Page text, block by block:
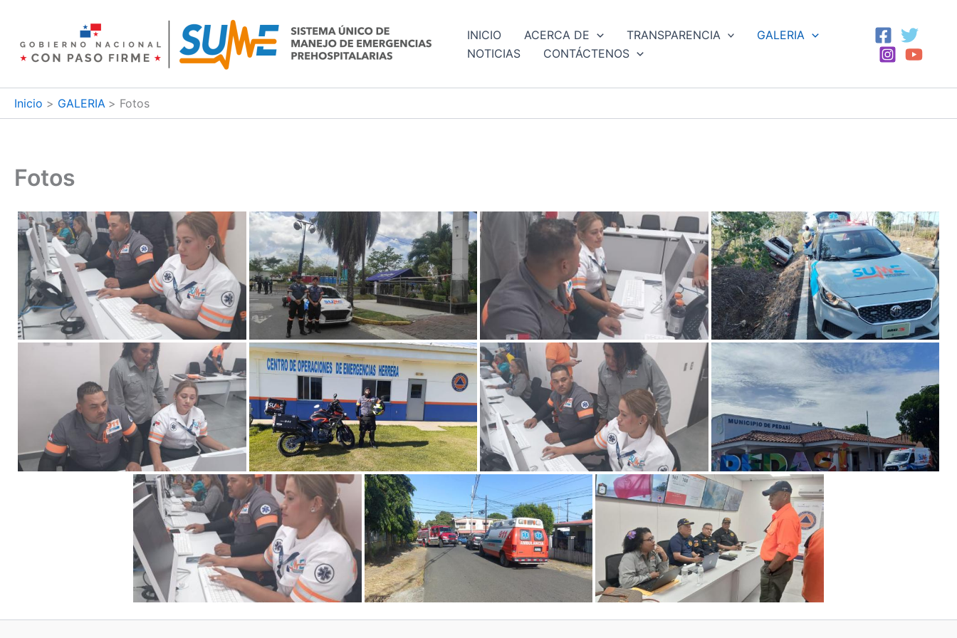
contenido
INICIO ACERCA DE TRANSPARENCIA
GALERIA
NOTICIAS
CONTÁCTENOS
Inicio GALERIA Fotos
Fotos